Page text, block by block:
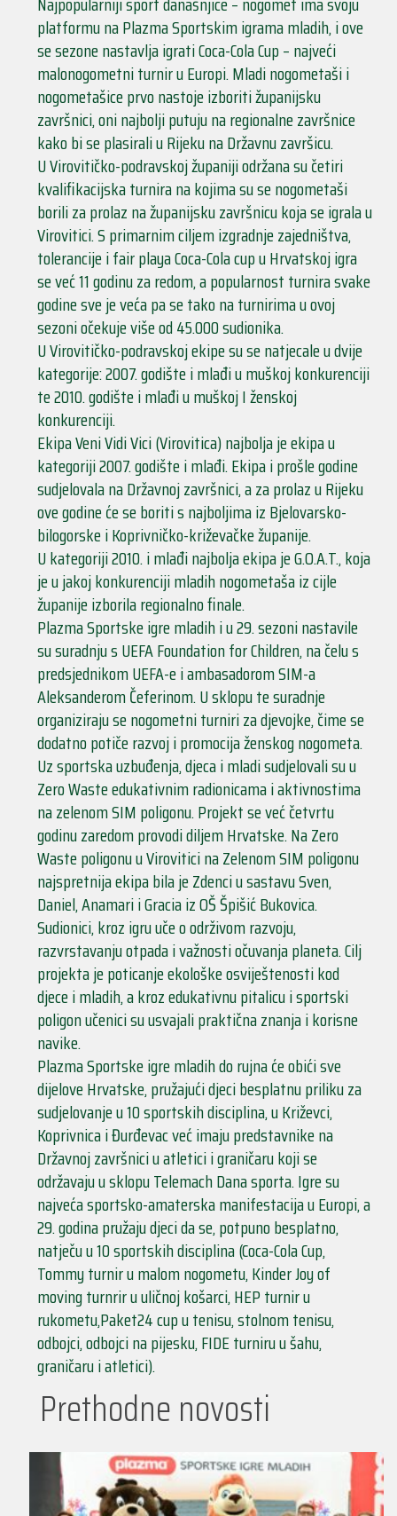
platformu na Plazma Sportskim igrama mladih, i ove
se sezone nastavlja igrati Coca-Cola Cup – najveći
malonogometni turnir u Europi. Mladi nogometaši i
nogometašice prvo nastoje izboriti županijsku
završnici, oni najbolji putuju na regionalne završnice
kako bi se plasirali u Rijeku na Državnu završicu.
U Virovitičko-podravskoj županiji održana su četiri
kvalifikacijska turnira na kojima su se nogometaši
borili za prolaz na županijsku završnicu koja se igrala u
Virovitici. S primarnim ciljem izgradnje zajedništva,
tolerancije i fair playa Coca-Cola cup u Hrvatskoj igra
se već 11 godinu za redom, a popularnost turnira svake
godine sve je veća pa se tako na turnirima u ovoj
sezoni očekuje više od 45.000 sudionika.
U Virovitičko-podravskoj ekipe su se natjecale u dvije
kategorije: 2007. godište i mlađi u muškoj konkurenciji
te 2010. godište i mlađi u muškoj I ženskoj
konkurenciji.
Ekipa Veni Vidi Vici (Virovitica) najbolja je ekipa u
kategoriji 2007. godište i mlađi. Ekipa i prošle godine
sudjelovala na Državnoj završnici, a za prolaz u Rijeku
ove godine će se boriti s najboljima iz Bjelovarsko-
bilogorske i Koprivničko-križevačke županije.
U kategoriji 2010. i mlađi najbolja ekipa je G.O.A.T., koja
je u jakoj konkurenciji mladih nogometaša iz cijle
županije izborila regionalno finale.
Plazma Sportske igre mladih i u 29. sezoni nastavile
su suradnju s UEFA Foundation for Children, na čelu s
predsjednikom UEFA-e i ambasadorom SIM-a
Aleksanderom Čeferinom. U sklopu te suradnje
organiziraju se nogometni turniri za djevojke, čime se
dodatno potiče razvoj i promocija ženskog nogometa.
Uz sportska uzbuđenja, djeca i mladi sudjelovali su u
Zero Waste edukativnim radionicama i aktivnostima
na zelenom SIM poligonu. Projekt se već četvrtu
godinu zaredom provodi diljem Hrvatske. Na Zero
Waste poligonu u Virovitici na Zelenom SIM poligonu
najspretnija ekipa bila je Zdenci u sastavu Sven,
Daniel, Anamari i Gracia iz OŠ Špišić Bukovica.
Sudionici, kroz igru uče o održivom razvoju,
razvrstavanju otpada i važnosti očuvanja planeta. Cilj
projekta je poticanje ekološke osviještenosti kod
djece i mladih, a kroz edukativnu pitalicu i sportski
poligon učenici su usvajali praktična znanja i korisne
navike.
Plazma Sportske igre mladih do rujna će obići sve
dijelove Hrvatske, pružajući djeci besplatnu priliku za
sudjelovanje u 10 sportskih disciplina, u Križevci,
Koprivnica i Đurđevac već imaju predstavnike na
Državnoj završnici u atletici i graničaru koji se
održavaju u sklopu Telemach Dana sporta. Igre su
najveća sportsko-amaterska manifestacija u Europi, a
29. godina pružaju djeci da se, potpuno besplatno,
natječu u 10 sportskih disciplina (Coca-Cola Cup,
Tommy turnir u malom nogometu, Kinder Joy of
moving turnrir u uličnoj košarci, HEP turnir u
rukometu,Paket24 cup u tenisu, stolnom tenisu,
odbojci, odbojci na pijesku, FIDE turniru u šahu,
graničaru i atletici).
Prethodne novosti